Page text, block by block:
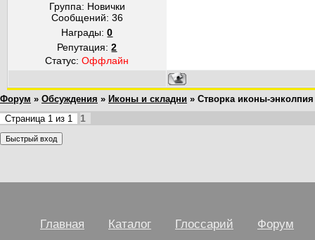
Группа: Новички
Сообщений: 36
Награды:0
Репутация:2
Статус:Оффлайн
Форум » Обсуждения » Иконы и складни » Створка иконы-энколпия
Страница 1 из 1 1
Главная Каталог Глоссарий Форум